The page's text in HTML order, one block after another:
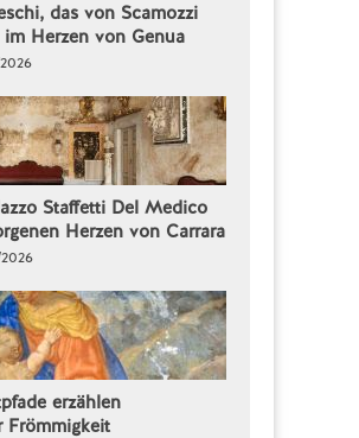
das von Scamozzi
Herzen von Genua
Staffetti Del Medico
Herzen von Carrara
erzählen
Frömmigkeit